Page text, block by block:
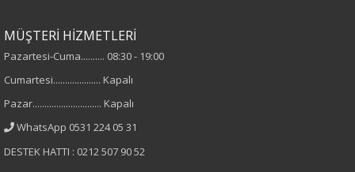
Desen
Düz
Kumaş
%60 Polyester
MÜŞTERİ HİZMETLERİ
Pazartesi-Cuma.......... 08:30 - 19:00
Cumartesi.................... Kapalı
Pazar............................. Kapalı
WhatsApp 0531 224 05 31
DESTEK HATTI : 0212 507 90 52